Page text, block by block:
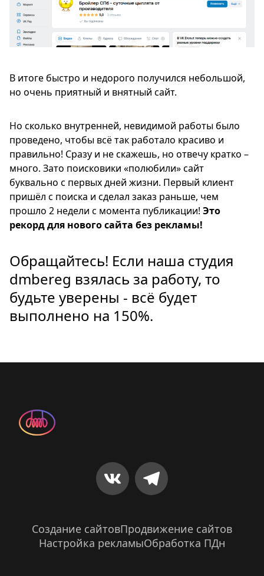
В итоге быстро и недорого получился небольшой,
но очень приятный и внятный сайт.
Но сколько внутренней, невидимой работы было
проведено, чтобы всё так работало красиво и
правильно! Сразу и не скажешь, но отвечу кратко –
много. Зато поисковики «полюбили» сайт
буквально с первых дней жизни. Первый клиент
пришёл с поиска и сделал заказ раньше, чем
прошло 2 недели с момента публикации! Это
рекорд для нового сайта без рекламы!
Обращайтесь! Если наша студия
dmbereg взялась за работу, то
будьте уверены - всё будет
выполнено на 150%.
Создание сайтовПродвижение сайтов
Настройка рекламыОбработка ПДн